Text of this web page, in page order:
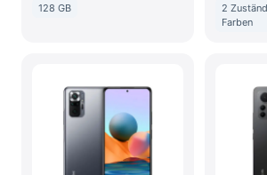
128 GB
2
Farben